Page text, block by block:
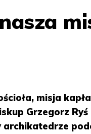
misja
Grzegorz Ryś
archikatedrze